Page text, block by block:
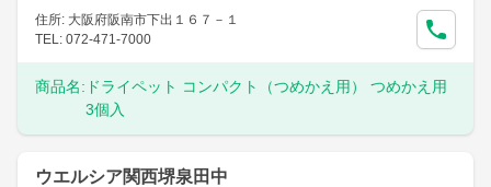
住所: 大阪府阪南市下出１６７－１
TEL: 072-471-7000
商品名: ドライペット コンパクト（つめかえ用） つめかえ用
3個入
ウエルシア関西堺泉田中